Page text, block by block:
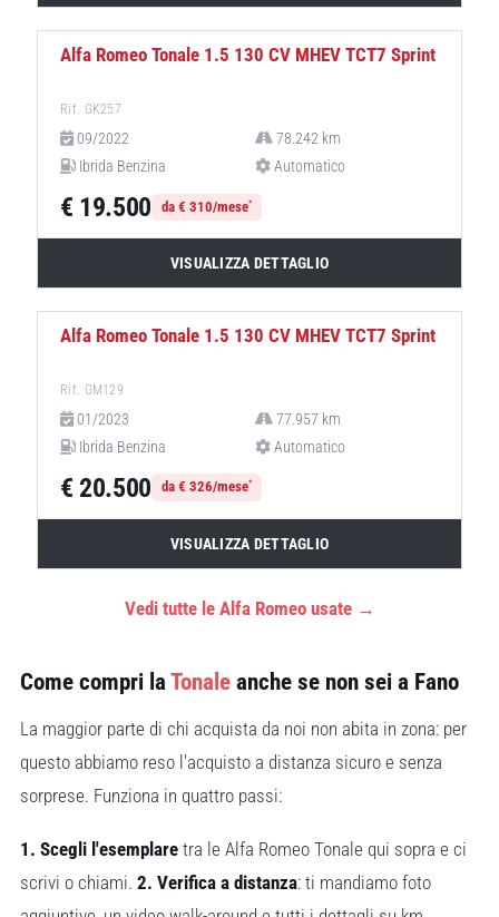
NEOPATENTATI
Alfa Romeo Tonale 1.5 130 CV MHEV TCT7 Sprint
Rif. GK257
09/2022
78.242 km
Ibrida Benzina
Automatico
€ 19.500 da € 310/mese*
VISUALIZZA DETTAGLIO
NEOPATENTATI
Alfa Romeo Tonale 1.5 130 CV MHEV TCT7 Sprint
Rif. GM129
01/2023
77.957 km
Ibrida Benzina
Automatico
€ 20.500 da € 326/mese*
VISUALIZZA DETTAGLIO
Vedi tutte le Alfa Romeo usate →
Come compri la Tonale anche se non sei a Fano
La maggior parte di chi acquista da noi non abita in zona: per
questo abbiamo reso l'acquisto a distanza sicuro e senza
sorprese. Funziona in quattro passi:
1. Scegli l'esemplare tra le Alfa Romeo Tonale qui sopra e ci
scrivi o chiami. 2. Verifica a distanza: ti mandiamo foto